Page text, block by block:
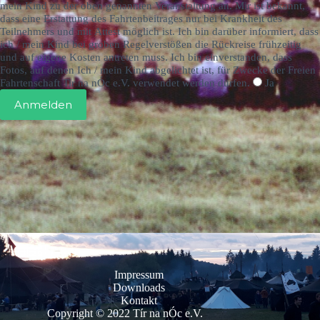
mein Kind zu der oben genannten Veranstaltung an. Mir ist bekannt,
dass eine Erstattung des Fahrtenbeitrages nur bei Krankheit des
Teilnehmers und mit Attest möglich ist. Ich bin darüber informiert, dass
ich / mein Kind bei groben Regelverstößen die Rückreise frühzeitig
und auf eigene Kosten antreten muss. Ich bin einverstanden, dass
Fotos, auf denen Ich / mein Kind abgelichtet ist, für Zwecke der Freien
Fahrtenschaft Tir na nÓc e.V. verwendet werden dürfen.
Ja
Anmelden
Impressum
Downloads
Kontakt
Copyright © 2022 Tír na nÓc e.V.